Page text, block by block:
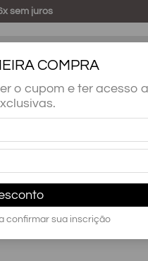
COMPRA
o cupom e ter acesso a
confirmar sua inscrição
sem juros
Lavanderia Escritório